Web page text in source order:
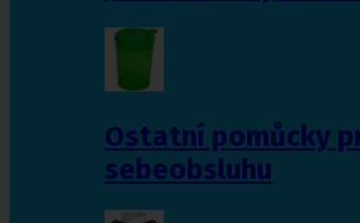
Ostatní pomůcky
sebeobsluhu